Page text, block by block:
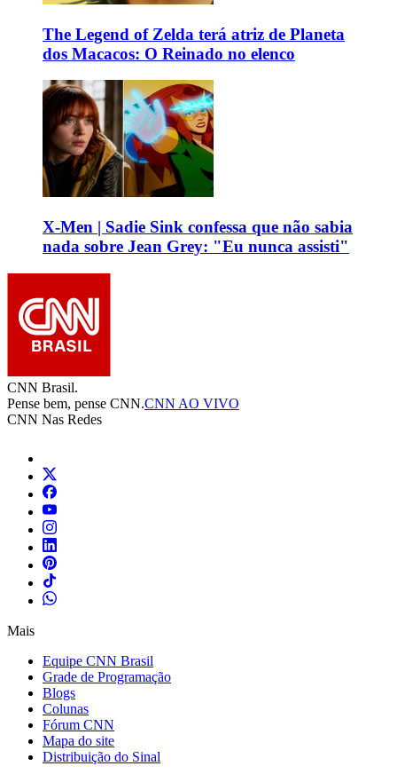
The Legend of Zelda terá atriz de Planeta
dos Macacos: O Reinado no elenco
X-Men | Sadie Sink confessa que não sabia
nada sobre Jean Grey: "Eu nunca assisti"
CNN Brasil.
Pense bem, pense CNN.CNN AO VIVO
CNN Nas Redes
Mais
Equipe CNN Brasil
Grade de Programação
Blogs
Colunas
Fórum CNN
Mapa do site
Distribuição do Sinal